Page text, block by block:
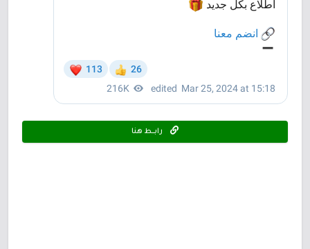
رابـــط هنا